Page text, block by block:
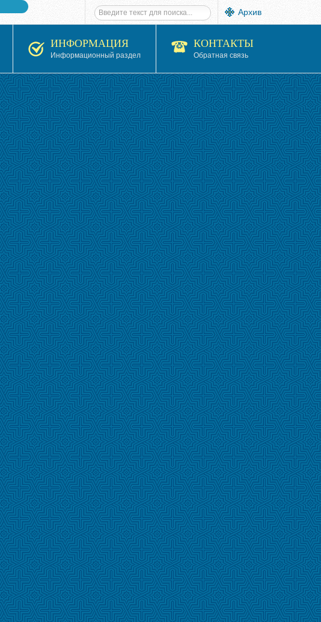
Архив
ИНФОРМАЦИЯ
Информационный раздел
КОНТАКТЫ
Обратная связь